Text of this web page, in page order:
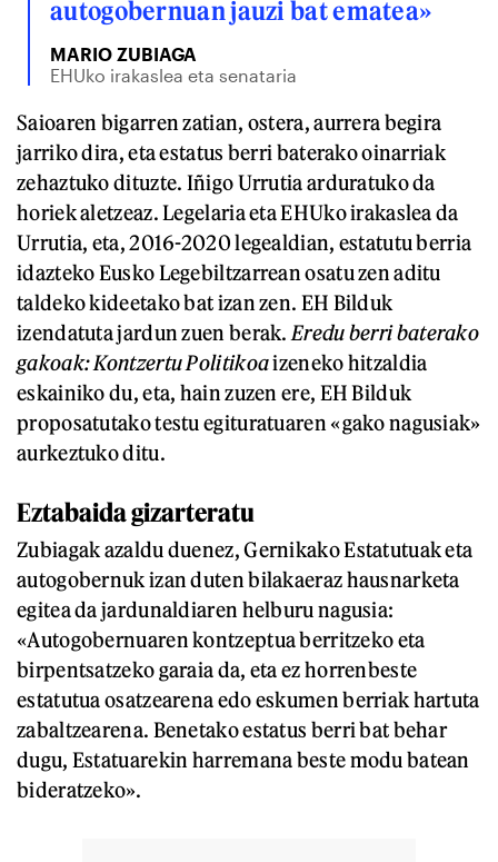
autogobernuan jauzi bat ematea»
MARIO ZUBIAGA
EHUko irakaslea eta senataria
Saioaren bigarren zatian, ostera, aurrera begira
jarriko dira, eta estatus berri baterako oinarriak
zehaztuko dituzte. Iñigo Urrutia arduratuko da
horiek aletzeaz. Legelaria eta EHUko irakaslea da
Urrutia, eta, 2016-2020 legealdian, estatutu berria
idazteko Eusko Legebiltzarrean osatu zen aditu
taldeko kideetako bat izan zen. EH Bilduk
izendatuta jardun zuen berak. Eredu berri baterako
gakoak: Kontzertu Politikoaizeneko hitzaldia
eskainiko du, eta, hain zuzen ere, EH Bilduk
proposatutako testu egituratuaren «gako nagusiak»
aurkeztuko ditu.
Eztabaida gizarteratu
Zubiagak azaldu duenez, Gernikako Estatutuak eta
autogobernuk izan duten bilakaeraz hausnarketa
egitea da jardunaldiaren helburu nagusia:
«Autogobernuaren kontzeptua berritzeko eta
birpentsatzeko garaia da, eta ez horrenbeste
estatutua osatzearena edo eskumen berriak hartuta
zabaltzearena. Benetako estatus berri bat behar
dugu, Estatuarekin harremana beste modu batean
bideratzeko».